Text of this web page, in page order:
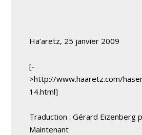
Ha’aretz, 25 janvier 2009
[-
>http://www.haaretz.com/
14.html]
Traduction : Gérard Eizenberg
Maintenant